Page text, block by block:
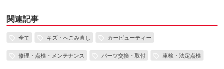
関連記事
全て キズ・へこみ直し カービューティー
修理・点検・メンテナンス パーツ交換・取付 車検・法定点検